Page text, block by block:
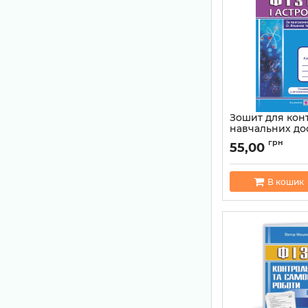
Зошит для
навчальних
математики.
початки
Рівень
та контрольні
Артикул:
55,00 грн
В кошик